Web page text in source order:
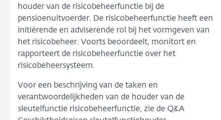
houder van de risicobeheerfunctie bij de
pensioenuitvoerder. De risicobeheerfunctie heeft een
initiërende en adviserende rol bij het vormgeven van
het risicobeheer. Voorts beoordeelt, monitort en
rapporteert de risicobeheerfunctie over het
risicobeheersysteem.
Voor een beschrijving van de taken en
verantwoordelijkheden van de houder van de
sleutelfunctie risicobeheerfunctie, zie de Q&A